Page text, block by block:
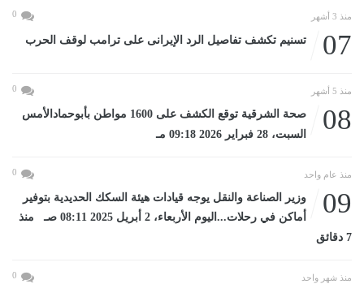
منذ 3 أشهر 0
07 تسنيم تكشف تفاصيل الرد الإيرانى على ترامب لوقف الحرب
منذ 5 أشهر 0
08
صحة الشرقية توقع الكشف على 1600 مواطن بأبوحمادالأمس
السبت، 28 فبراير 2026 09:18 مـ
منذ عام واحد 0
09
وزير الصناعة والنقل يوجه قيادات هيئة السكك الحديدية بتوفير
أماكن في رحلات...اليوم الأربعاء، 2 أبريل 2025 08:11 صـ منذ
7 دقائق
منذ شهر واحد 0